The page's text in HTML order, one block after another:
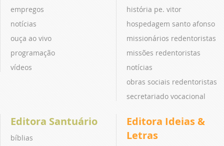
empregos
notícias
ouça ao vivo
programação
vídeos
história pe. vitor
hospedagem santo afonso
missionários redentoristas
missões redentoristas
notícias
obras sociais redentoristas
secretariado vocacional
Editora Santuário
bíblias
Editora Ideias &
Letras